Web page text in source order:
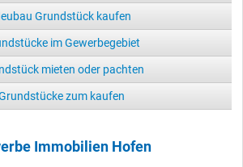
Grundstück kaufen
im Gewerbegebiet
mieten oder pachten
zum kaufen
Immobilien Hofen